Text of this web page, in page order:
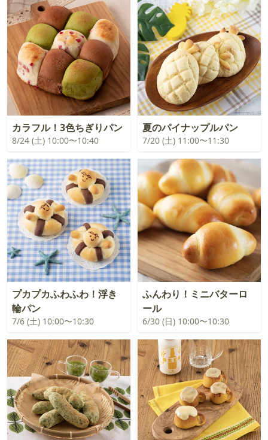
カラフル！3色ちぎりパン
8/24 (土) 10:00〜10:40
夏のパイナップルパン
7/20 (土) 11:00〜11:30
プカプカふわふわ！浮き
輪パン
7/6 (土) 10:00〜10:30
ふんわり！ミニバターロ
ール
6/30 (日) 10:00〜10:30